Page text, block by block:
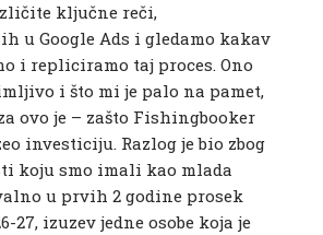
ključne reči,
u Google Ads i gledamo kakav
i repliciramo taj proces. Ono
i što mi je palo na pamet,
ovo je – zašto Fishingbooker
investiciju. Razlog je bio zbog
koju smo imali kao mlada
u prvih 2 godine prosek
27, izuzev jedne osobe koja je